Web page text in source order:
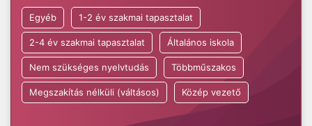
Egyéb 1-2 év szakmai tapasztalat
2-4 év szakmai tapasztalat Általános iskola
Nem szükséges nyelvtudás Többműszakos
Megszakítás nélküli (váltásos) Közép vezető